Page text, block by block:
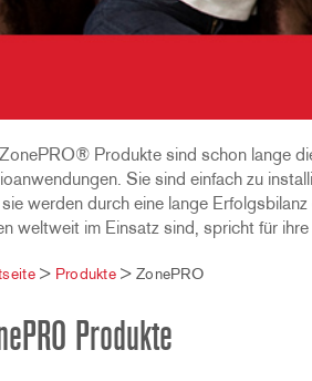
2231
iEQ15
RTA-M
PS6
CT-3
DI4
Produkte sind schon lange
Sie sind einfach zu
sie werden durch eine lange
weltweit im Einsatz sind, spricht für
> Produkte > ZonePRO
Produkte